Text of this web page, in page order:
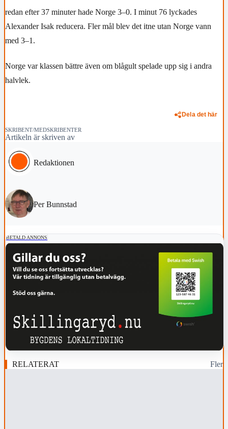
redan efter 37 minuter hade Norge 3–0. I minut 76 lyckades
Alexander Isak reducera. Fler mål blev det itne utan Norge vann
med 3–1.
Norge var klassen bättre även om blågult spelade upp sig i andra
halvlek.
Dela det här
SKRIBENT/MEDSKRIBENTER
Artikeln är skriven av
Redaktionen
Per Bunnstad
BETALD ANNONS
RELATERAT Fler